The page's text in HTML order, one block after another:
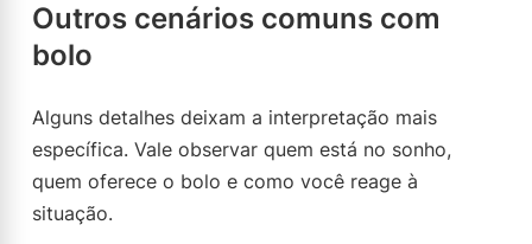
Outros cenários comuns com
bolo
Alguns detalhes deixam a interpretação mais
específica. Vale observar quem está no sonho,
quem oferece o bolo e como você reage à
situação.